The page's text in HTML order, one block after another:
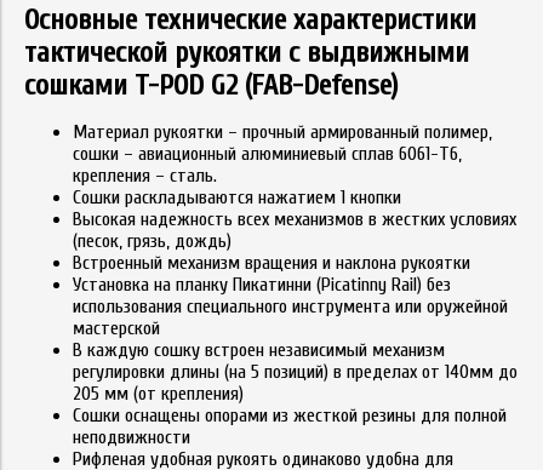
Основные технические характеристики
тактической рукоятки с выдвижными
сошками T-POD G2 (FAB-Defense)
Материал рукоятки – прочный армированный полимер,
сошки – авиационный алюминиевый сплав 6061-T6,
крепления – сталь.
Сошки раскладываются нажатием 1 кнопки
Высокая надежность всех механизмов в жестких условиях
(песок, грязь, дождь)
Встроенный механизм вращения и наклона рукоятки
Установка на планку Пикатинни (Picatinny Rail) без
использования специального инструмента или оружейной
мастерской
В каждую сошку встроен независимый механизм
регулировки длины (на 5 позиций) в пределах от 140мм до
205 мм (от крепления)
Сошки оснащены опорами из жесткой резины для полной
неподвижности
Рифленая удобная рукоять одинаково удобна для